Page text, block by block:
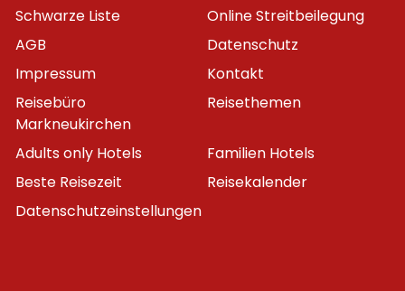
Schwarze Liste
Online Streitbeilegung
AGB
Datenschutz
Impressum
Kontakt
Reisebüro
Markneukirchen
Reisethemen
Adults only Hotels
Familien Hotels
Beste Reisezeit
Reisekalender
Datenschutzeinstellungen